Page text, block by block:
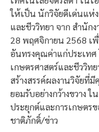
ให้เป็น นักวิจัยดีเด่นแห่
และชีววิทยา จาก สำนัก
28 พฤศจิกายน 2568 เ
อันทรงคุณค่าแก่ประเทศ
เกษตรศาสตร์และชีววิท
สร้างสรรค์ผลงานวิจัยที่
ยอมรับอย่างกว้างขวาง
ประยุกต์และการเกษตร
ชาติภักดิ์/ข่าว